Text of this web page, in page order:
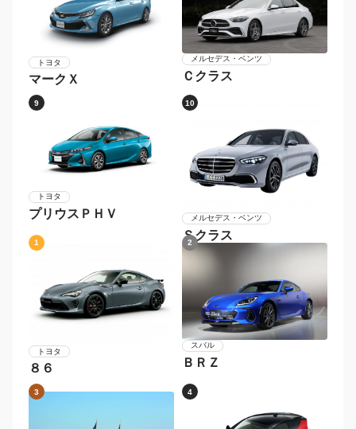
トヨタ
マークＸ
メルセデス・ベンツ
Ｃクラス
9
トヨタ
プリウスＰＨＶ
10
メルセデス・ベンツ
Ｓクラス
1
トヨタ
８６
2
スバル
ＢＲＺ
3 4